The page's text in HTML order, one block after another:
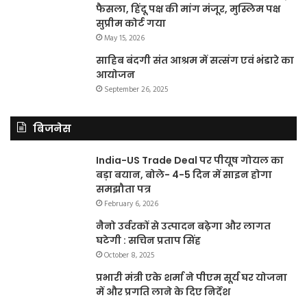
फैसला, हिंदू पक्ष की मांग मंजूर, मुस्लिम पक्ष
सुप्रीम कोर्ट गया
May 15, 2026
साहिब बंदगी संत आश्रम में सत्संग एवं भंडारे का
आयोजन
September 26, 2025
बिजनेस
India-US Trade Deal पर पीयूष गोयल का
बड़ा बयान, बोले- 4-5 दिन में साइन होगा
समझौता पत्र
February 6, 2026
नैनो उर्वरकों से उत्पादन बढ़ेगा और लागत
घटेगी : सचिन प्रताप सिंह
October 8, 2025
प्रभारी मंत्री एके शर्मा ने पीएम सूर्य घर योजना
में और प्रगति लाने के दिए निर्देश